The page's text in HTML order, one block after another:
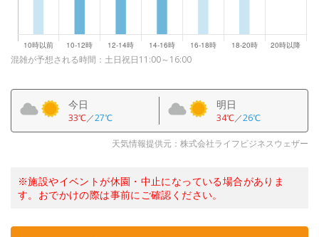
混雑が予想される時間：土日祝日11:00～16:00
今日
33℃／27℃
明日
34℃／26℃
天気情報提供元：株式会社ライフビジネスウェザー
※施設やイベントが休園・中止になっている場合がありま
す。おでかけの際は事前にご確認ください。